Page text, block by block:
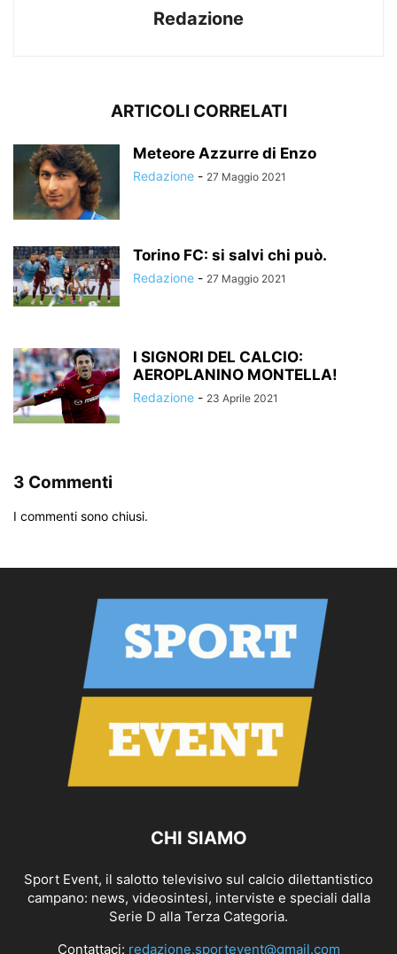
Redazione
ARTICOLI CORRELATI
Meteore Azzurre di Enzo
Redazione - 27 Maggio 2021
Torino FC: si salvi chi può.
Redazione - 27 Maggio 2021
I SIGNORI DEL CALCIO:
AEROPLANINO MONTELLA!
Redazione - 23 Aprile 2021
3 Commenti
I commenti sono chiusi.
CHI SIAMO
Sport Event, il salotto televisivo sul calcio dilettantistico
campano: news, videosintesi, interviste e speciali dalla
Serie D alla Terza Categoria.
Contattaci: redazione.sportevent@gmail.com